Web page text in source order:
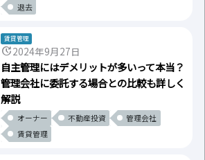
退去
賃貸管理
update2024年9月27日
自主管理にはデメリットが多いって本当？
管理会社に委託する場合との比較も詳しく
解説
オーナー 不動産投資
管理会社
賃貸管理